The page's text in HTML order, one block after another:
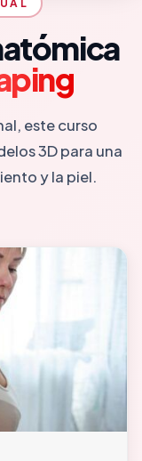
este curso
3D para una
y la piel.